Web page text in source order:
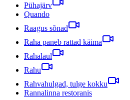
Pühajärv
Quando
Raagus sõnad
Raha paneb rattad käima
Rahalaul
Rahu
Rahvahulgad, tulge kokku
Rannalinna restoranis